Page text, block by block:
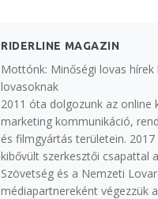
RIDERLINE MAGAZIN
Mottónk: Minőségi lovas
lovasoknak
2011 óta dolgozunk az online
marketing kommunikáció,
és filmgyártás területein.
kibővült szerkesztői csapattal
Szövetség és a Nemzeti
médiapartnereként végezzük